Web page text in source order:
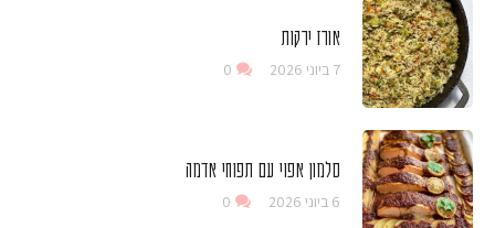
אורז ירקות
7 ביוני 2026 0
סלמון אפוי עם תפוחי אדמה
6 ביוני 2026 0